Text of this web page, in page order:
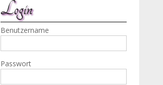
Login
Benutzername
Passwort